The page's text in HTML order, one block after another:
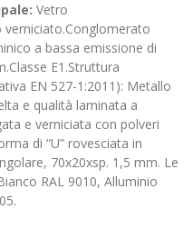
Vetro
a bassa emissione di
E1.Struttura
EN 527-1:2011): Metallo
e qualità laminata a
e verniciata con polveri
di “U” rovesciata in
70x20xsp. 1,5 mm. Le
RAL 9010, Alluminio